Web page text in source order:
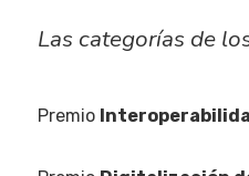
Las categorías de
Premio